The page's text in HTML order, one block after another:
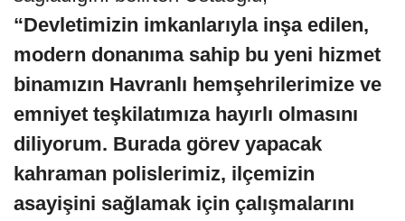
“Devletimizin imkanlarıyla inşa edilen,
modern donanıma sahip bu yeni hizmet
binamızın Havranlı hemşehrilerimize ve
emniyet teşkilatımıza hayırlı olmasını
diliyorum. Burada görev yapacak
kahraman polislerimiz, ilçemizin
asayişini sağlamak için çalışmalarını